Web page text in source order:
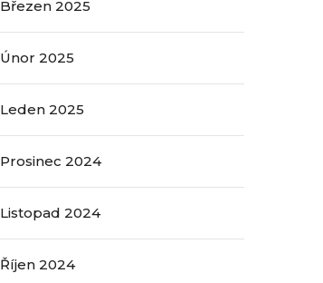
Březen 2025
Únor 2025
Leden 2025
Prosinec 2024
Listopad 2024
Říjen 2024